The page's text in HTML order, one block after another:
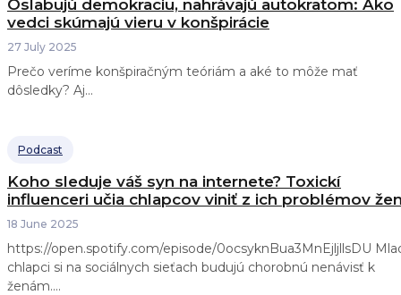
Oslabujú demokraciu, nahrávajú autokratom: Ako
vedci skúmajú vieru v konšpirácie
27 July 2025
Prečo veríme konšpiračným teóriám a aké to môže mať
dôsledky? Aj...
Podcast
Koho sleduje váš syn na internete? Toxickí
influenceri učia chlapcov viniť z ich problémov
18 June 2025
https://open.spotify.com/episode/0ocsyknBua3MnEjljllsDU Mladí
chlapci si na sociálnych sieťach budujú chorobnú nenávisť k
ženám....